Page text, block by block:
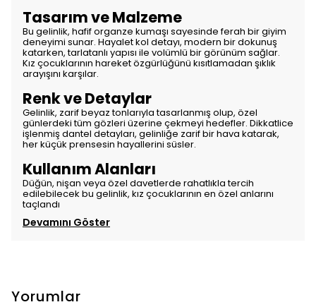
Tasarım ve Malzeme
Bu gelinlik, hafif organze kumaşı sayesinde ferah bir giyim
deneyimi sunar. Hayalet kol detayı, modern bir dokunuş
katarken, tarlatanlı yapısı ile volümlü bir görünüm sağlar.
Kız çocuklarının hareket özgürlüğünü kısıtlamadan şıklık
arayışını karşılar.
Renk ve Detaylar
Gelinlik, zarif beyaz tonlarıyla tasarlanmış olup, özel
günlerdeki tüm gözleri üzerine çekmeyi hedefler. Dikkatlice
işlenmiş dantel detayları, gelinliğe zarif bir hava katarak,
her küçük prensesin hayallerini süsler.
Kullanım Alanları
Düğün, nişan veya özel davetlerde rahatlıkla tercih
edilebilecek bu gelinlik, kız çocuklarının en özel anlarını
taçlandı
Devamını Göster
Yorumlar